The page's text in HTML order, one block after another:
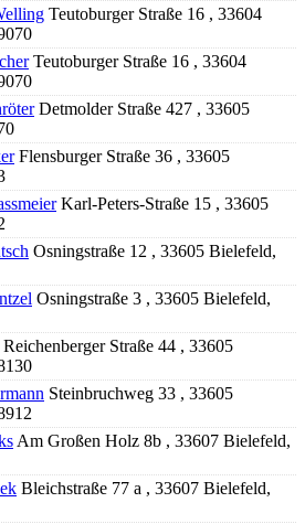
Teutoburger Straße 16 , 33604
Teutoburger Straße 16 , 33604
Detmolder Straße 427 , 33605
Flensburger Straße 36 , 33605
Karl-Peters-Straße 15 , 33605
Osningstraße 12 , 33605 Bielefeld,
Osningstraße 3 , 33605 Bielefeld,
Reichenberger Straße 44 , 33605
Steinbruchweg 33 , 33605
Am Großen Holz 8b , 33607 Bielefeld,
Bleichstraße 77 a , 33607 Bielefeld,